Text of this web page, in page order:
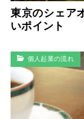
東京のシェア
いポイント
個人起業の流れ